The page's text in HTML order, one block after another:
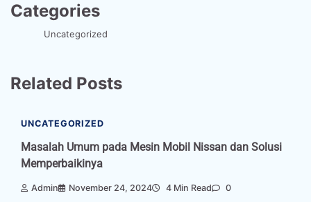
Categories
Uncategorized
Related Posts
UNCATEGORIZED
Masalah Umum pada Mesin Mobil Nissan dan Solusi
Memperbaikinya
Admin November 24, 2024 4 Min Read 0